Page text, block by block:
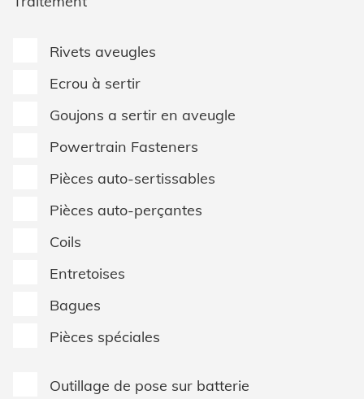
Rivets aveugles
Ecrou à sertir
Goujons a sertir en aveugle
Powertrain Fasteners
Pièces auto-sertissables
Pièces auto-perçantes
Coils
Entretoises
Bagues
Pièces spéciales
Outillage de pose sur batterie